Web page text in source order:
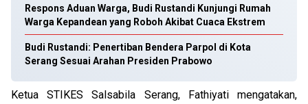
Respons Aduan Warga, Budi Rustandi Kunjungi Rumah
Warga Kepandean yang Roboh Akibat Cuaca Ekstrem
Budi Rustandi: Penertiban Bendera Parpol di Kota
Serang Sesuai Arahan Presiden Prabowo
Ketua STIKES Salsabila Serang, Fathiyati mengatakan,